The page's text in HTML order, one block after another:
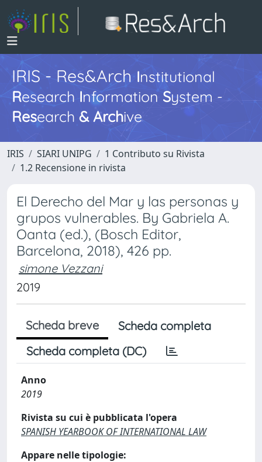
IRIS - Res&ArchInstitutional
Research InformationSystem -
Research & Archive
IRIS SIARI UNIPG
1 Contributo su Rivista
1.2 Recensione in rivista
El Derecho del Mar y las personas y
grupos vulnerables. By Gabriela A.
Oanta (ed.), (Bosch Editor,
Barcelona, 2018), 426 pp.
simone Vezzani
2019
Scheda breve
Scheda completa
Scheda completa (DC)
Anno
2019
Rivista su cui è pubblicata l'opera
SPANISH YEARBOOK OF INTERNATIONAL LAW
Appare nelle tipologie: